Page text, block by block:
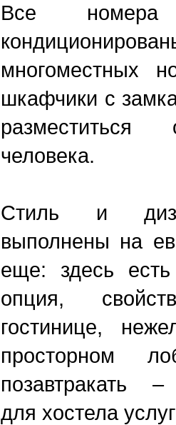
Все номера
многоместных
шкафчики с
разместиться
человека.
Стиль и
выполнены на
еще: здесь
опция,
гостинице,
просторном
позавтракать
для хостела